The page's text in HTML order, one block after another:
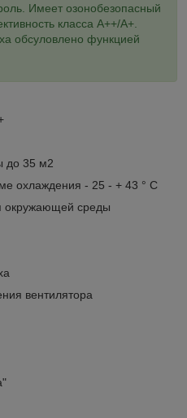
Имеет озонобезопасный
класса А++/А+.
обсуловлено функцией
до 35 м2
охлаждения - 25 - + 43 ° C
окружающей среды
вентилятора